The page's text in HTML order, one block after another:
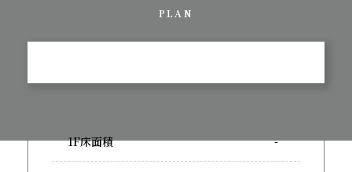
PLAN
1F床面積 -